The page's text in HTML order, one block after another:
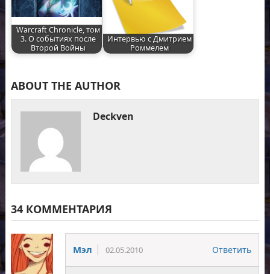
Warcraft Chronicle, том
3. О событиях после
Второй Войны
Интервью с Дмитрием
Роммелем
ABOUT THE AUTHOR
Deckven
34 КОММЕНТАРИЯ
Мэл 02.05.2010 Ответить